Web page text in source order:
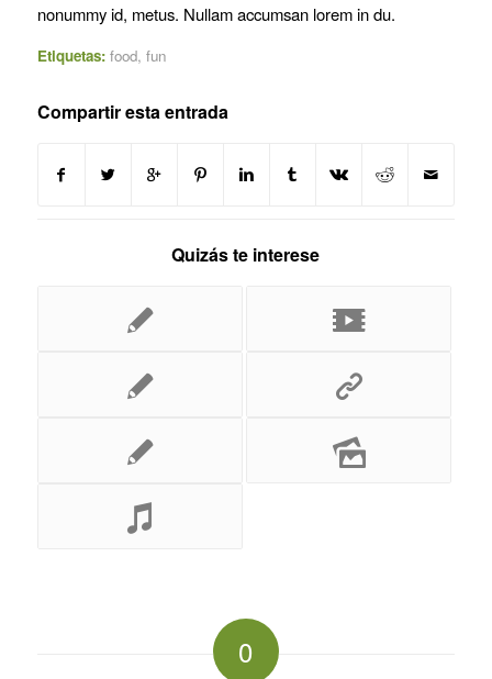
nonummy id, metus. Nullam accumsan lorem in du.
Etiquetas: food, fun
Compartir esta entrada
Quizás te interese
0